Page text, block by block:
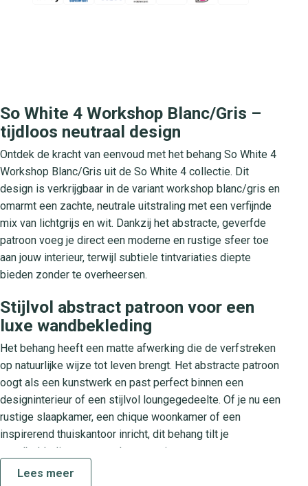
So White 4 Workshop Blanc/Gris –
tijdloos neutraal design
Ontdek de kracht van eenvoud met het behang So White 4
Workshop Blanc/Gris uit de So White 4 collectie. Dit
design is verkrijgbaar in de variant workshop blanc/gris en
omarmt een zachte, neutrale uitstraling met een verfijnde
mix van lichtgrijs en wit. Dankzij het abstracte, geverfde
patroon voeg je direct een moderne en rustige sfeer toe
aan jouw interieur, terwijl subtiele tintvariaties diepte
bieden zonder te overheersen.
Stijlvol abstract patroon voor een
luxe wandbekleding
Het behang heeft een matte afwerking die de verfstreken
op natuurlijke wijze tot leven brengt. Het abstracte patroon
oogt als een kunstwerk en past perfect binnen een
designinterieur of een stijlvol loungegedeelte. Of je nu een
rustige slaapkamer, een chique woonkamer of een
inspirerend thuiskantoor inricht, dit behang tilt je
wandbekleding naar een luxueus niveau.
Lees meer